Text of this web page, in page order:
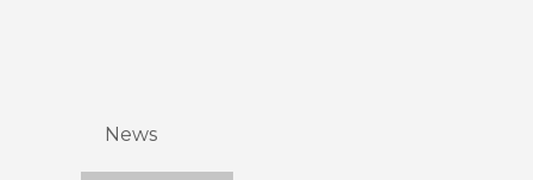
News